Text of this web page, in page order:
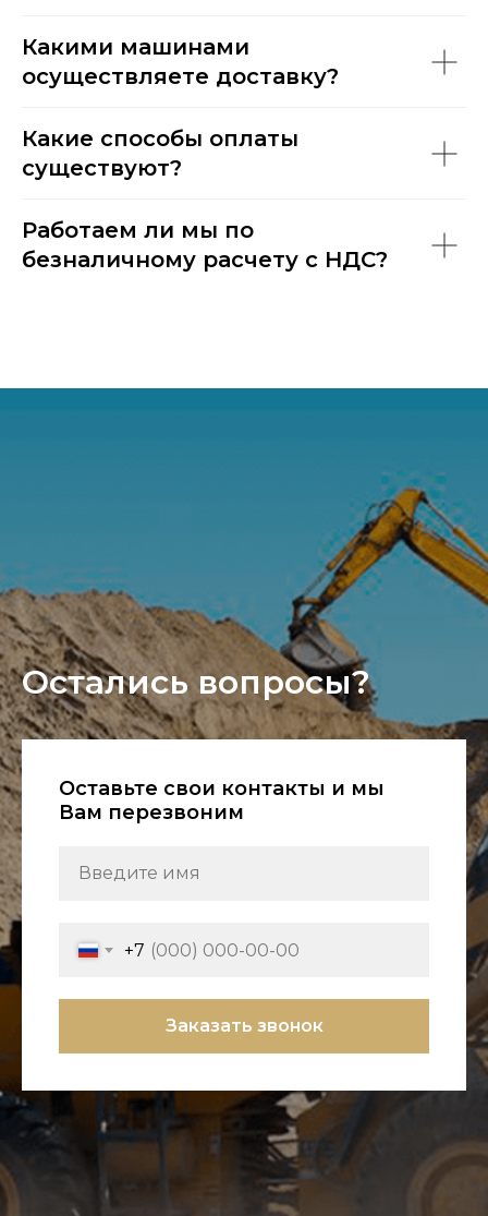
Какими машинами
осуществляете доставку?
Какие способы оплаты
существуют?
Работаем ли мы по
безналичному расчету с НДС?
Остались вопросы?
Оставьте свои контакты и мы
Вам перезвоним
Введите имя
+7
Заказать звонок